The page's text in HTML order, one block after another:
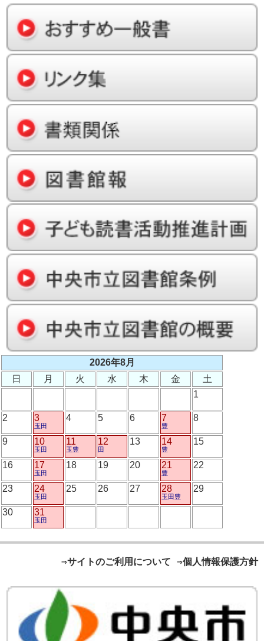
2026年8月
日
月 火 水 木 金
土
1
2 3
玉田
4 5 6 7
豊
8
9 10
玉田
11
玉豊
12
田
13 14
豊
15
16 17
玉田
18 19 20 21
豊
22
23 24
玉田
25 26 27 28
玉田豊
29
30 31
玉田
⇒サイトのご利用について ⇒個人情報保護方針